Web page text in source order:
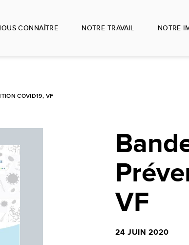
CONNAÎTRE NOTRE TRAVAIL NOTRE
COVID19, VF
VF
24 JUIN 2020